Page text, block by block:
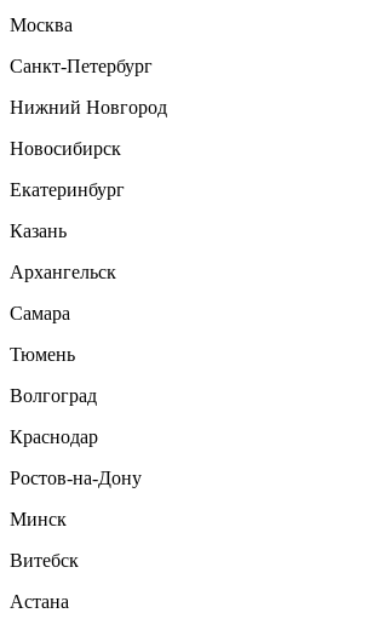
Москва
Санкт-Петербург
Нижний Новгород
Новосибирск
Екатеринбург
Казань
Архангельск
Самара
Тюмень
Волгоград
Краснодар
Ростов-на-Дону
Минск
Витебск
Астана